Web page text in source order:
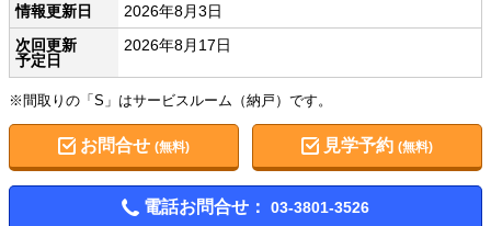
情報更新日
2026年8月3日
次回更新
予定日
2026年8月17日
※間取りの「S」はサービスルーム（納戸）です。
お問合せ (無料) 見学予約(無料)
電話お問合せ： 03-3801-3526